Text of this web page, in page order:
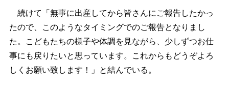
続けて「無事に出産してから皆さんにご報告したかっ
たので、このようなタイミングでのご報告となりまし
た。こどもたちの様子や体調を見ながら、少しずつお仕
事にも戻りたいと思っています。これからもどうぞよろ
しくお願い致します！」と結んでいる。